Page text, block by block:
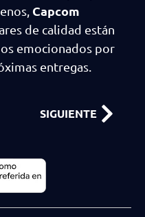
Capcom
de calidad están
emocionados por
entregas.
SIGUIENTE